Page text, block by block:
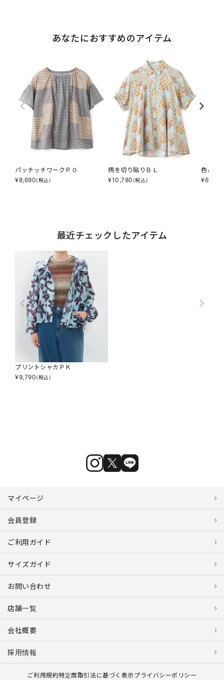
あなたにおすすめのアイテム
パッチッチワークＰＯ
¥8,690(税込)
柄を切り貼りＢＬ
¥10,780 (税込)
色んな
¥6,853
最近チェックしたアイテム
プリントシャカＰＫ
¥9,790(税込)
マイページ
会員登録
ご利用ガイド
サイズガイド
お問い合わせ
店舗一覧
会社概要
採用情報
ご利用規約特定商取引法に基づく表示プライバシーポリシー